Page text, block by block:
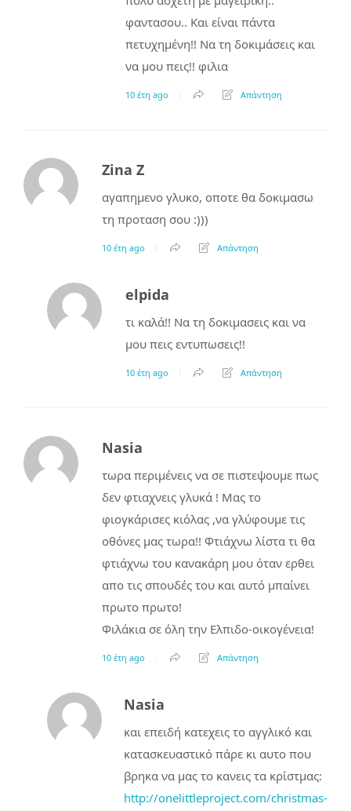
φαντασου.. Και είναι πάντα
πετυχημένη!! Να τη δοκιμάσεις και
να μου πεις!! φιλια
10 έτη ago Απάντηση
Zina Z
αγαπημενο γλυκο, οποτε θα δοκιμασω
τη προταση σου :)))
10 έτη ago Απάντηση
elpida
τι καλά!! Να τη δοκιμασεις και να
μου πεις εντυπωσεις!!
10 έτη ago Απάντηση
Nasia
τωρα περιμένεις να σε πιστεψουμε πως
δεν φτιαχνεις γλυκά ! Μας το
φιογκάρισες κιόλας ,να γλύφουμε τις
οθόνες μας τωρα!! Φτιάχνω λίστα τι θα
φτιάχνω του κανακάρη μου όταν ερθει
απο τις σπουδές του και αυτό μπαίνει
πρωτο πρωτο!
Φιλάκια σε όλη την Ελπιδο-οικογένεια!
10 έτη ago Απάντηση
Nasia
και επειδή κατεχεις το αγγλικό και
κατασκευαστικό πάρε κι αυτο που
βρηκα να μας το κανεις τα κρίστμας:
http://onelittleproject.com/christmas-